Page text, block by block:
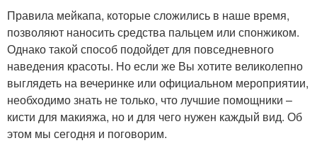
Правила мейкапа, которые сложились в наше время,
позволяют наносить средства пальцем или спонжиком.
Однако такой способ подойдет для повседневного
наведения красоты. Но если же Вы хотите великолепно
выглядеть на вечеринке или официальном мероприятии,
необходимо знать не только, что лучшие помощники –
кисти для макияжа, но и для чего нужен каждый вид. Об
этом мы сегодня и поговорим.